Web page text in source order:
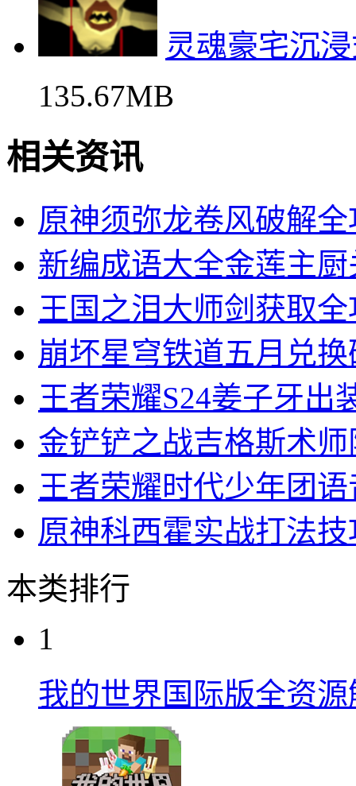
灵魂豪宅沉
135.67MB
相关资讯
原神须弥龙卷风破解全
新编成语大全金莲主
王国之泪大师剑获取
崩坏星穹铁道五月兑
王者荣耀S24姜子牙出
金铲铲之战吉格斯术
王者荣耀时代少年团
原神科西霍实战打法
本类排行
1
我的世界国际版全资